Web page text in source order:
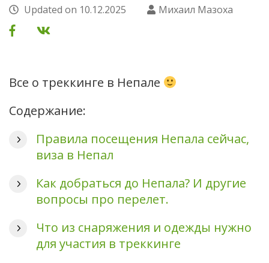
Updated on 10.12.2025 Михаил Мазоха
Все о треккинге в Непале
Содержание:
Правила посещения Непала сейчас,
виза в Непал
Как добраться до Непала? И другие
вопросы про перелет.
Что из снаряжения и одежды нужно
для участия в треккинге